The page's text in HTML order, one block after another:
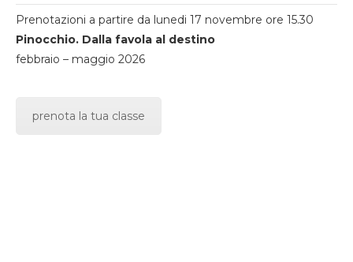
Prenotazioni a partire da lunedi 17 novembre ore 15.30
Pinocchio. Dalla favola al destino
febbraio – maggio 2026
prenota la tua classe